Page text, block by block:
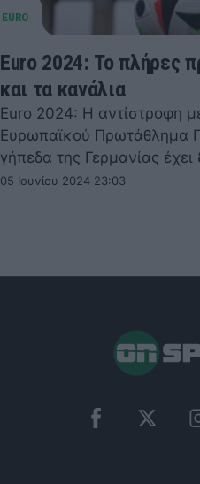
Euro 2024: Το πλήρες
και τα κανάλια
Euro 2024: Η αντίστροφη
Ευρωπαϊκού Πρωτάθλημα
γήπεδα της Γερμανίας έχει
05 Ιουνίου 2024 23:03